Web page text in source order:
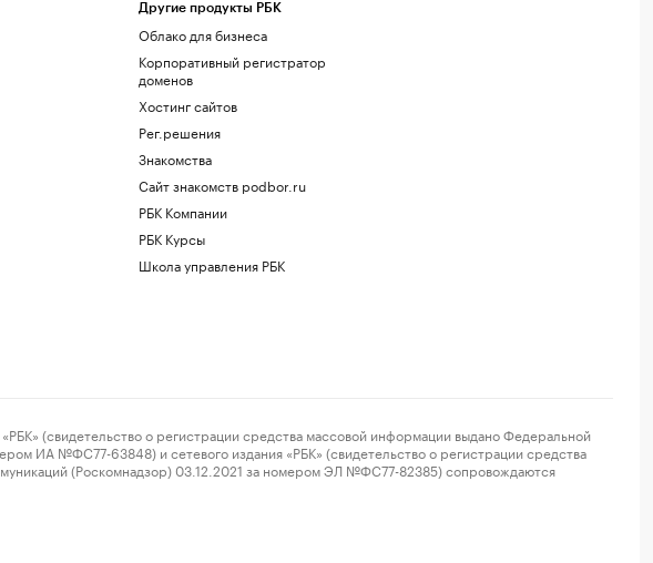
Другие продукты РБК
Облако для бизнеса
Корпоративный регистратор
доменов
Хостинг сайтов
Рег.решения
Знакомства
Сайт знакомств podbor.ru
РБК Компании
РБК Курсы
Школа управления РБК
(свидетельство о регистрации средства массовой информации выдано Федеральной
ИА №ФС77-63848) и сетевого издания «РБК» (свидетельство о регистрации средства
(Роскомнадзор) 03.12.2021 за номером ЭЛ №ФС77-82385) сопровождаются